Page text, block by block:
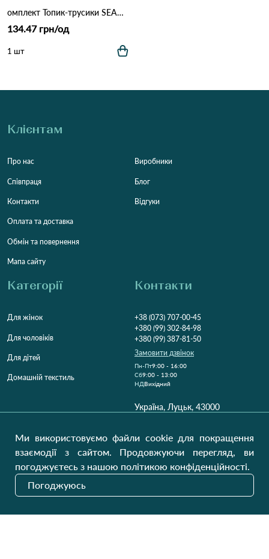
омплект Топик-трусики SEAMLESS BRA 8826 13,5 Різні кольори
134.47 грн/од
1 шт
Клієнтам
Про нас
Співпраця
Контакти
Оплата та доставка
Обмін та повернення
Мапа сайту
Виробники
Блог
Відгуки
Категорії
Для жінок
Для чоловіків
Для дітей
Домашній текстиль
Контакти
+38 (073) 707-00-45
+380 (99) 302-84-98
+380 (99) 387-81-50
Замовити дзвінок
Пн-Пт9:00 - 16:00
Cб9:00 - 13:00
НДВихідний
Україна, Луцьк, 43000
Наші оновлення
Ми використовуємо файли cookie для покращення
взаємодії з сайтом. Продовжуючи перегляд, ви
погоджуєтесь з нашою політикою конфіденційності.
Погоджуюсь